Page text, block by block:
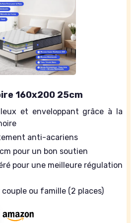
160x200 25cm
et enveloppant grâce à la
anti-acariens
pour un bon soutien
pour une meilleure régulation
ou famille (2 places)